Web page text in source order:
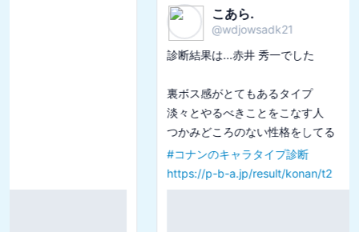
診断結果は...赤井 秀一でした
裏ボス感がとてもあるタイプ
淡々とやるべきことをこなす人
つかみどころのない性格をしてる
コナンのキャラタイプ診断
https://p-b-a.jp/result/konan/t2